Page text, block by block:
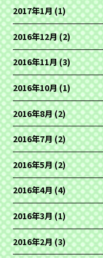
2017年1月(1)
2016年12月(2)
2016年11月(3)
2016年10月(1)
2016年8月(2)
2016年7月(2)
2016年5月(2)
2016年4月(4)
2016年3月(1)
2016年2月(3)